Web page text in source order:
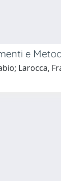
e
Larocca,